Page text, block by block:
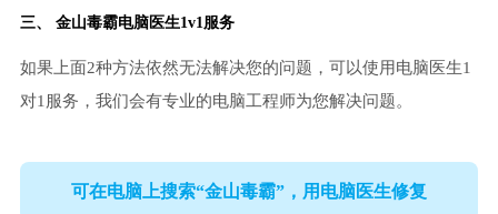
三、 金山毒霸电脑医生1v1服务
如果上面2种方法依然无法解决您的问题，可以使用电脑医生1
对1服务，我们会有专业的电脑工程师为您解决问题。
可在电脑上搜索“金山毒霸”，用电脑医生修复